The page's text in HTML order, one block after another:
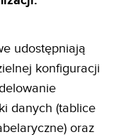
udostępniają
konfiguracji
danych (tablice
oraz